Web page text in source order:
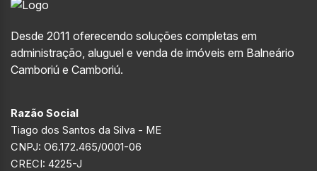
Desde 2011 oferecendo soluções completas em
administração, aluguel e venda de imóveis em Balneário
Camboriú e Camboriú.
Razão Social
Tiago dos Santos da Silva - ME
CNPJ: O6.172.465/0001-06
CRECI: 4225-J